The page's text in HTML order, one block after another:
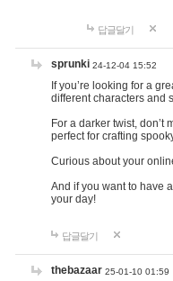
답글달기
sprunki 24-12-04 15:52
If you’re looking for a
different characters and
For a darker twist, don’t
perfect for crafting
Curious about your
And if you want to have
your day!
답글달기
thebazaar 25-01-10 01:59